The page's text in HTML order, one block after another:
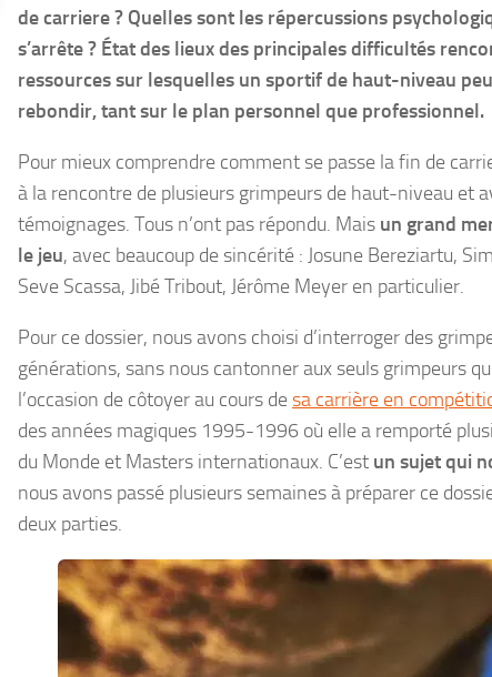
de carriere ? Quelles sont les répercussions
s’arrête ? État des lieux des principales difficultés
ressources sur lesquelles un sportif de haut-niveau
rebondir, tant sur le plan personnel que professionnel.
Pour mieux comprendre comment se passe la fin de
à la rencontre de plusieurs grimpeurs de haut-niveau et
témoignages. Tous n’ont pas répondu. Mais un grand
le jeu, avec beaucoup de sincérité : Josune Bereziartu,
Seve Scassa, Jibé Tribout, Jérôme Meyer en particulier.
Pour ce dossier, nous avons choisi d’interroger des
générations, sans nous cantonner aux seuls grimpeurs
l’occasion de côtoyer au cours desa carrière en
des années magiques 1995-1996 où elle a remporté
du Monde et Masters internationaux. C’est un sujet qui
nous avons passé plusieurs semaines à préparer ce
deux parties.